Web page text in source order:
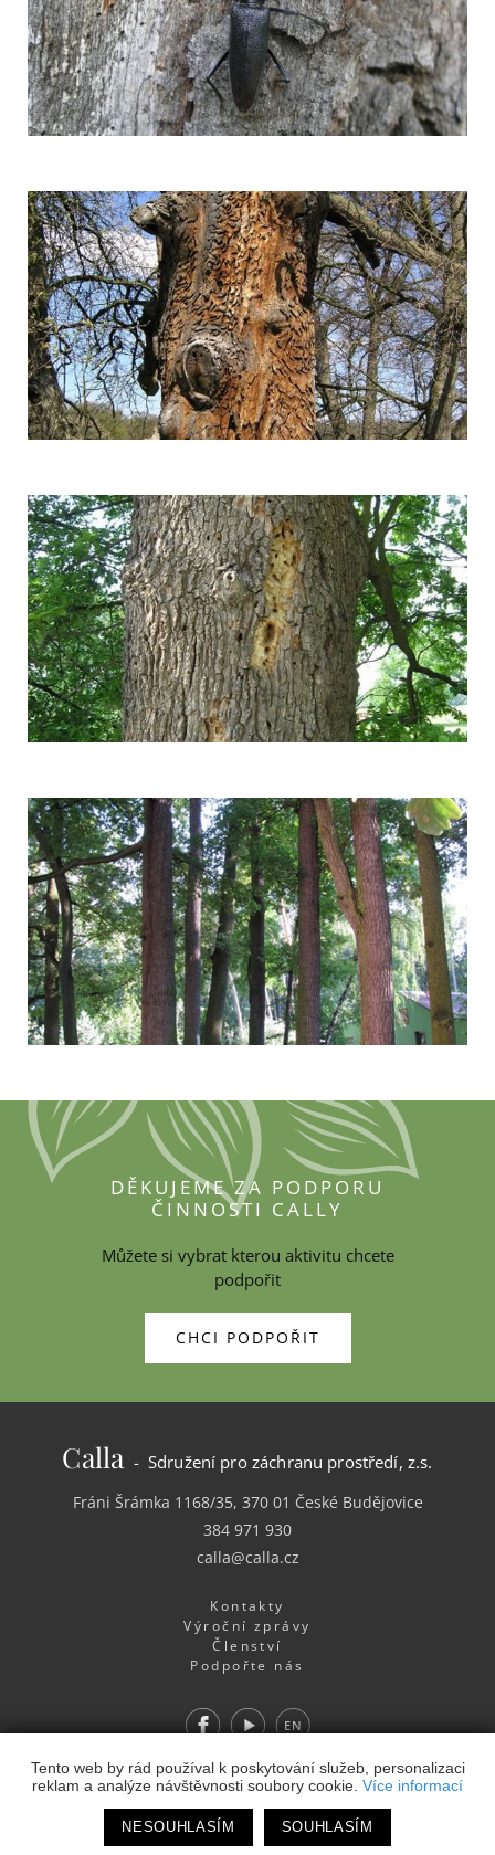
Tento web by rád používal k poskytování služeb, personalizaci
reklam a analýze návštěvnosti soubory cookie. Více informací
NESOUHLASÍM SOUHLASÍM
DĚKUJEME ZA PODPORU
ČINNOSTI CALLY
Můžete si vybrat kterou aktivitu chcete
podpořit
CHCI PODPOŘIT
Calla- Sdružení pro záchranu prostředí, z.s.
Fráni Šrámka 1168/35, 370 01 České Budějovice
384 971 930
calla@calla.cz
Kontakty
Výroční zprávy
Členství
Podpořte nás
FacebookYoutube EN
Webdesign& Webhosting&publikační systém Toolkit-
Studio